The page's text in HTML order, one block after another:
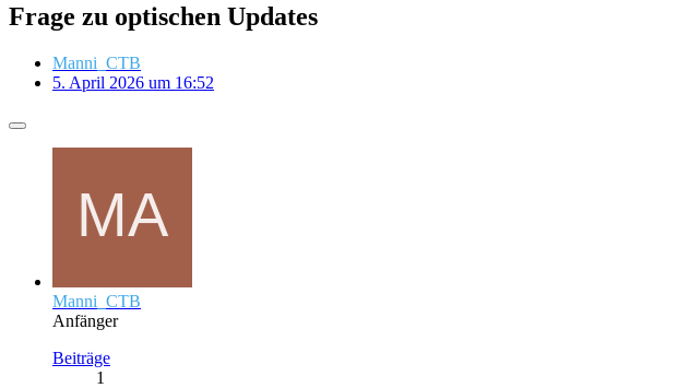
Frage zu optischen Updates
Manni_CTB
5. April 2026 um 16:52
Manni_CTB
Anfänger
Beiträge
1